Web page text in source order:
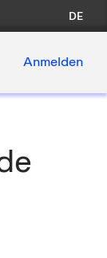
DE
Anmelden